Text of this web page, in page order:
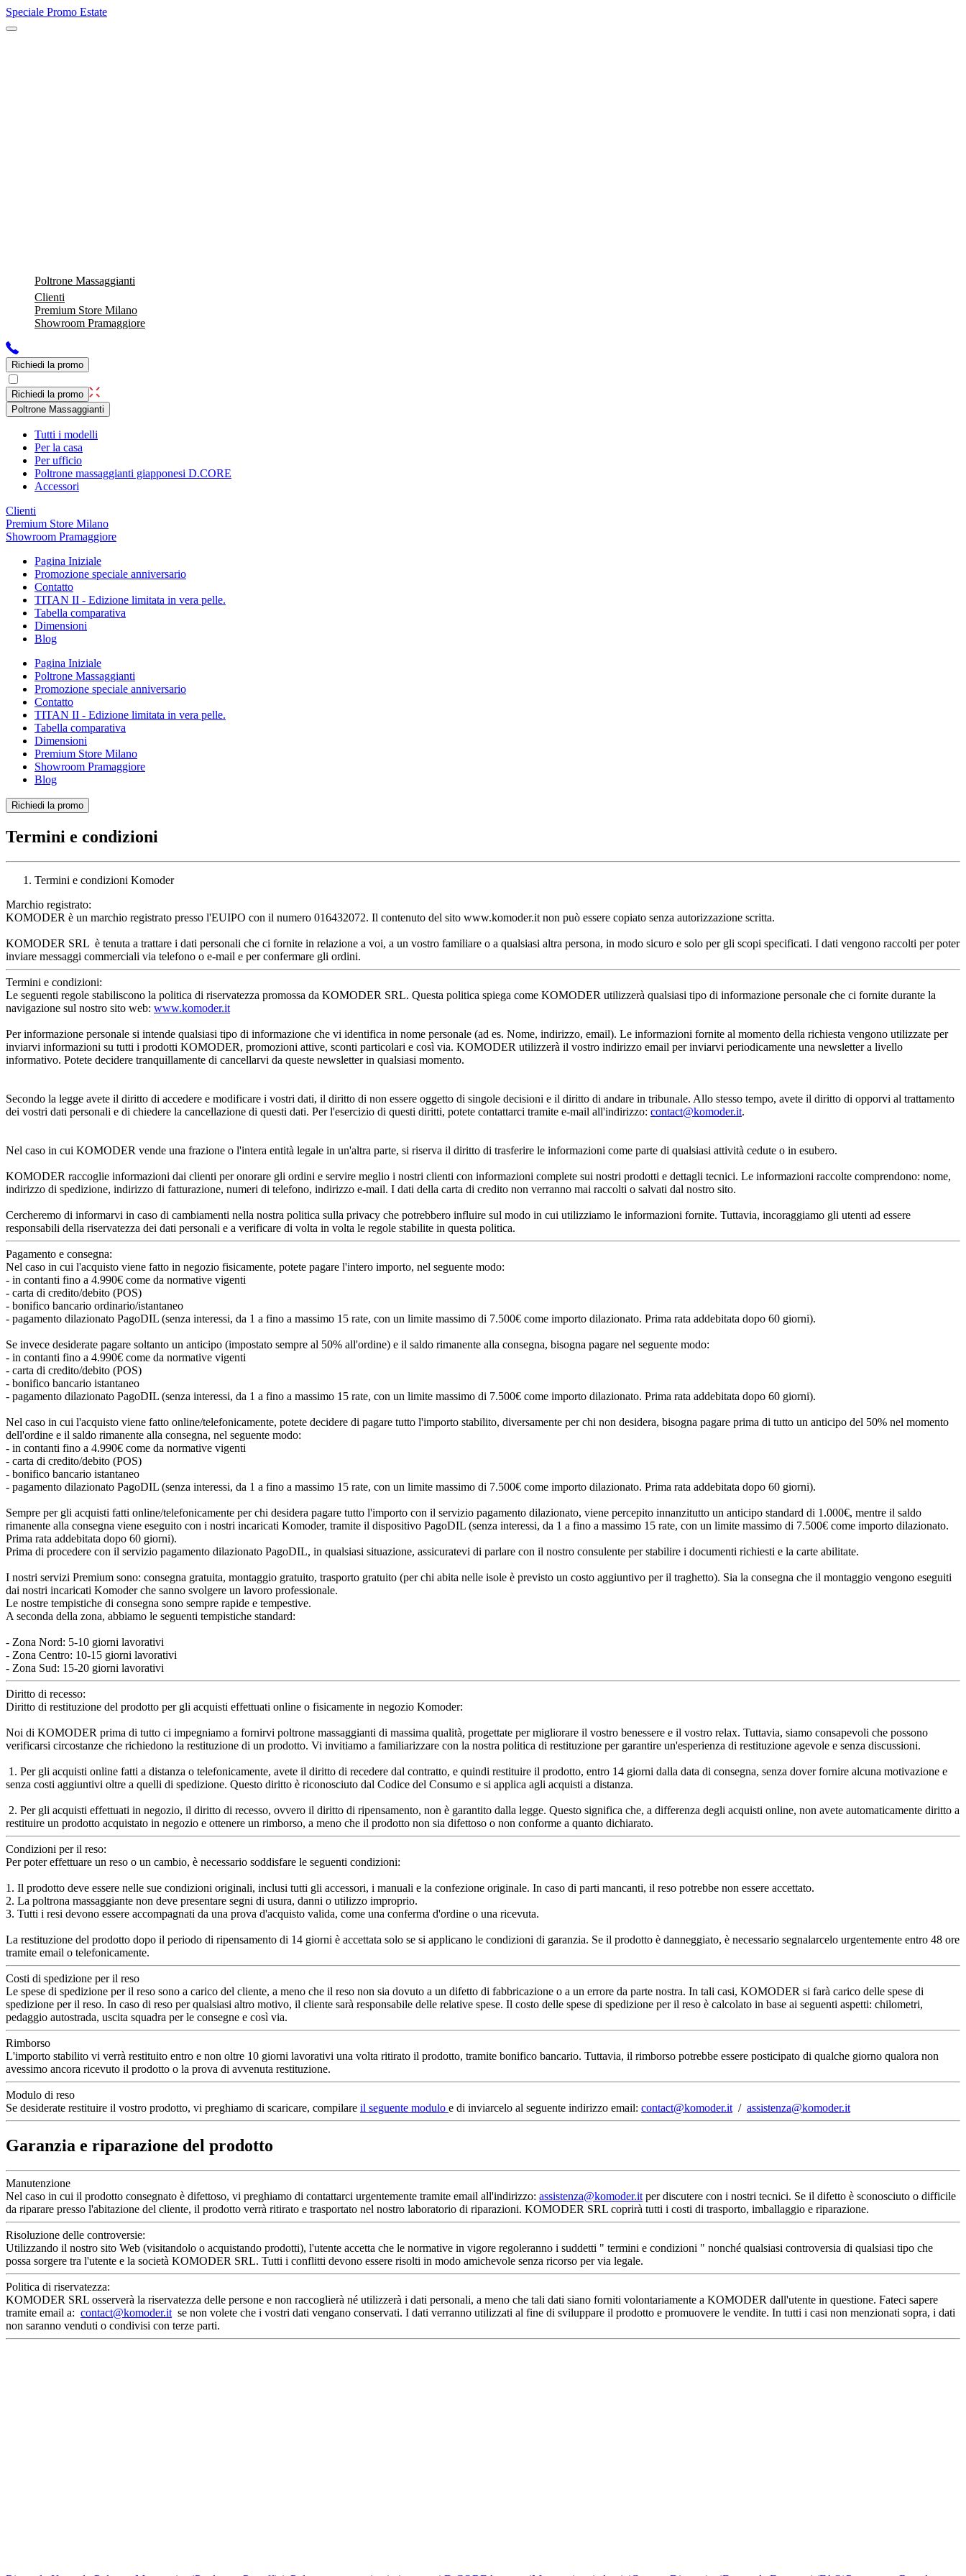
Speciale Promo Estate
Poltrone Massaggianti
Clienti
Premium Store Milano
Showroom Pramaggiore
Richiedi la promo
Richiedi la promo
Poltrone Massaggianti
Tutti i modelli
Per la casa
Per ufficio
Poltrone massaggianti giapponesi D.CORE
Accessori
Clienti
Premium Store Milano
Showroom Pramaggiore
Pagina Iniziale
Promozione speciale anniversario
Contatto
TITAN II - Edizione limitata in vera pelle.
Tabella comparativa
Dimensioni
Blog
Pagina Iniziale
Poltrone Massaggianti
Promozione speciale anniversario
Contatto
TITAN II - Edizione limitata in vera pelle.
Tabella comparativa
Dimensioni
Premium Store Milano
Showroom Pramaggiore
Blog
Richiedi la promo
Termini e condizioni
Termini e condizioni Komoder
Marchio registrato:
KOMODER è un marchio registrato presso l'EUIPO con il numero 016432072. Il contenuto del sito www.komoder.it non può essere copiato senza autorizzazione scritta.
KOMODER SRL  è tenuta a trattare i dati personali che ci fornite in relazione a voi, a un vostro familiare o a qualsiasi altra persona, in modo sicuro e solo per gli scopi specificati. I dati vengono raccolti per poter
inviare messaggi commerciali via telefono o e-mail e per confermare gli ordini.
Termini e condizioni:
Le seguenti regole stabiliscono la politica di riservatezza promossa da KOMODER SRL. Questa politica spiega come KOMODER utilizzerà qualsiasi tipo di informazione personale che ci fornite durante la
navigazione sul nostro sito web: www.komoder.it
Per informazione personale si intende qualsiasi tipo di informazione che vi identifica in nome personale (ad es. Nome, indirizzo, email). Le informazioni fornite al momento della richiesta vengono utilizzate per
inviarvi informazioni su tutti i prodotti KOMODER, promozioni attive, sconti particolari e così via. KOMODER utilizzerà il vostro indirizzo email per inviarvi periodicamente una newsletter a livello
informativo. Potete decidere tranquillamente di cancellarvi da queste newsletter in qualsiasi momento.
Secondo la legge avete il diritto di accedere e modificare i vostri dati, il diritto di non essere oggetto di singole decisioni e il diritto di andare in tribunale. Allo stesso tempo, avete il diritto di opporvi al trattamento
dei vostri dati personali e di chiedere la cancellazione di questi dati. Per l'esercizio di questi diritti, potete contattarci tramite e-mail all'indirizzo: contact@komoder.it.
Nel caso in cui KOMODER vende una frazione o l'intera entità legale in un'altra parte, si riserva il diritto di trasferire le informazioni come parte di qualsiasi attività cedute o in esubero.
KOMODER raccoglie informazioni dai clienti per onorare gli ordini e servire meglio i nostri clienti con informazioni complete sui nostri prodotti e dettagli tecnici. Le informazioni raccolte comprendono: nome,
indirizzo di spedizione, indirizzo di fatturazione, numeri di telefono, indirizzo e-mail. I dati della carta di credito non verranno mai raccolti o salvati dal nostro sito.
Cercheremo di informarvi in caso di cambiamenti nella nostra politica sulla privacy che potrebbero influire sul modo in cui utilizziamo le informazioni fornite. Tuttavia, incoraggiamo gli utenti ad essere
responsabili della riservatezza dei dati personali e a verificare di volta in volta le regole stabilite in questa politica.
Pagamento e consegna:
Nel caso in cui l'acquisto viene fatto in negozio fisicamente, potete pagare l'intero importo, nel seguente modo:
- in contanti fino a 4.990€ come da normative vigenti
- carta di credito/debito (POS)
- bonifico bancario ordinario/istantaneo
- pagamento dilazionato PagoDIL (senza interessi, da 1 a fino a massimo 15 rate, con un limite massimo di 7.500€ come importo dilazionato. Prima rata addebitata dopo 60 giorni).
Se invece desiderate pagare soltanto un anticipo (impostato sempre al 50% all'ordine) e il saldo rimanente alla consegna, bisogna pagare nel seguente modo:
- in contanti fino a 4.990€ come da normative vigenti
- carta di credito/debito (POS)
- bonifico bancario istantaneo
- pagamento dilazionato PagoDIL (senza interessi, da 1 a fino a massimo 15 rate, con un limite massimo di 7.500€ come importo dilazionato. Prima rata addebitata dopo 60 giorni).
Nel caso in cui l'acquisto viene fatto online/telefonicamente, potete decidere di pagare tutto l'importo stabilito, diversamente per chi non desidera, bisogna pagare prima di tutto un anticipo del 50% nel momento
dell'ordine e il saldo rimanente alla consegna, nel seguente modo:
- in contanti fino a 4.990€ come da normative vigenti
- carta di credito/debito (POS)
- bonifico bancario istantaneo
- pagamento dilazionato PagoDIL (senza interessi, da 1 a fino a massimo 15 rate, con un limite massimo di 7.500€ come importo dilazionato. Prima rata addebitata dopo 60 giorni).
Sempre per gli acquisti fatti online/telefonicamente per chi desidera pagare tutto l'importo con il servizio pagamento dilazionato, viene percepito innanzitutto un anticipo standard di 1.000€, mentre il saldo
rimanente alla consegna viene eseguito con i nostri incaricati Komoder, tramite il dispositivo PagoDIL (senza interessi, da 1 a fino a massimo 15 rate, con un limite massimo di 7.500€ come importo dilazionato.
Prima rata addebitata dopo 60 giorni).
Prima di procedere con il servizio pagamento dilazionato PagoDIL, in qualsiasi situazione, assicuratevi di parlare con il nostro consulente per stabilire i documenti richiesti e la carte abilitate.
I nostri servizi Premium sono: consegna gratuita, montaggio gratuito, trasporto gratuito (per chi abita nelle isole è previsto un costo aggiuntivo per il traghetto). Sia la consegna che il montaggio vengono eseguiti
dai nostri incaricati Komoder che sanno svolgere un lavoro professionale.
Le nostre tempistiche di consegna sono sempre rapide e tempestive.
A seconda della zona, abbiamo le seguenti tempistiche standard:
- Zona Nord: 5-10 giorni lavorativi
- Zona Centro: 10-15 giorni lavorativi
- Zona Sud: 15-20 giorni lavorativi
Diritto di recesso:
Diritto di restituzione del prodotto per gli acquisti effettuati online o fisicamente in negozio Komoder:
Noi di KOMODER prima di tutto ci impegniamo a fornirvi poltrone massaggianti di massima qualità, progettate per migliorare il vostro benessere e il vostro relax. Tuttavia, siamo consapevoli che possono
verificarsi circostanze che richiedono la restituzione di un prodotto. Vi invitiamo a familiarizzare con la nostra politica di restituzione per garantire un'esperienza di restituzione agevole e senza discussioni.
1. Per gli acquisti online fatti a distanza o telefonicamente, avete il diritto di recedere dal contratto, e quindi restituire il prodotto, entro 14 giorni dalla data di consegna, senza dover fornire alcuna motivazione e
senza costi aggiuntivi oltre a quelli di spedizione. Questo diritto è riconosciuto dal Codice del Consumo e si applica agli acquisti a distanza.
2. Per gli acquisti effettuati in negozio, il diritto di recesso, ovvero il diritto di ripensamento, non è garantito dalla legge. Questo significa che, a differenza degli acquisti online, non avete automaticamente diritto a
restituire un prodotto acquistato in negozio e ottenere un rimborso, a meno che il prodotto non sia difettoso o non conforme a quanto dichiarato.
Condizioni per il reso:
Per poter effettuare un reso o un cambio, è necessario soddisfare le seguenti condizioni:
1. Il prodotto deve essere nelle sue condizioni originali, inclusi tutti gli accessori, i manuali e la confezione originale. In caso di parti mancanti, il reso potrebbe non essere accettato.
2. La poltrona massaggiante non deve presentare segni di usura, danni o utilizzo improprio.
3. Tutti i resi devono essere accompagnati da una prova d'acquisto valida, come una conferma d'ordine o una ricevuta.
La restituzione del prodotto dopo il periodo di ripensamento di 14 giorni è accettata solo se si applicano le condizioni di garanzia. Se il prodotto è danneggiato, è necessario segnalarcelo urgentemente entro 48 ore
tramite email o telefonicamente.
Costi di spedizione per il reso
Le spese di spedizione per il reso sono a carico del cliente, a meno che il reso non sia dovuto a un difetto di fabbricazione o a un errore da parte nostra. In tali casi, KOMODER si farà carico delle spese di
spedizione per il reso. In caso di reso per qualsiasi altro motivo, il cliente sarà responsabile delle relative spese. Il costo delle spese di spedizione per il reso è calcolato in base ai seguenti aspetti: chilometri,
pedaggio autostrada, uscita squadra per le consegne e così via.
Rimborso
L'importo stabilito vi verrà restituito entro e non oltre 10 giorni lavorativi una volta ritirato il prodotto, tramite bonifico bancario. Tuttavia, il rimborso potrebbe essere posticipato di qualche giorno qualora non
avessimo ancora ricevuto il prodotto o la prova di avvenuta restituzione.
Modulo di reso
Se desiderate restituire il vostro prodotto, vi preghiamo di scaricare, compilare il seguente modulo e di inviarcelo al seguente indirizzo email: contact@komoder.it / assistenza@komoder.it
Garanzia e riparazione del prodotto
Manutenzione
Nel caso in cui il prodotto consegnato è difettoso, vi preghiamo di contattarci urgentemente tramite email all'indirizzo: assistenza@komoder.it per discutere con i nostri tecnici. Se il difetto è sconosciuto o difficile
da riparare presso l'abitazione del cliente, il prodotto verrà ritirato e trasportato nel nostro laboratorio di riparazioni. KOMODER SRL coprirà tutti i costi di trasporto, imballaggio e riparazione.
Risoluzione delle controversie:
Utilizzando il nostro sito Web (visitandolo o acquistando prodotti), l'utente accetta che le normative in vigore regoleranno i suddetti " termini e condizioni " nonché qualsiasi controversia di qualsiasi tipo che
possa sorgere tra l'utente e la società KOMODER SRL. Tutti i conflitti devono essere risolti in modo amichevole senza ricorso per via legale.
Politica di riservatezza:
KOMODER SRL osserverà la riservatezza delle persone e non raccoglierà né utilizzerà i dati personali, a meno che tali dati siano forniti volontariamente a KOMODER dall'utente in questione. Fateci sapere
tramite email a: contact@komoder.it se non volete che i vostri dati vengano conservati. I dati verranno utilizzati al fine di sviluppare il prodotto e promuovere le vendite. In tutti i casi non menzionati sopra, i dati
non saranno venduti o condivisi con terze parti.